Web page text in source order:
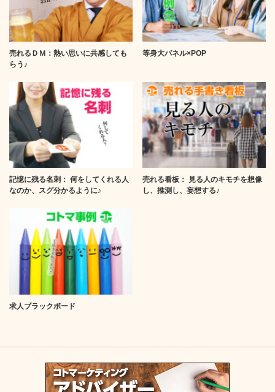
売れるＤＭ：熱い思いに共感しても
らう♪
等身大パネル×POP
記憶に残る名刺： 何をしてくれる人
なのか、スグ分かるように♪
売れる看板： 見る人のキモチを想像
し、推測し、妄想する♪
求人ブラックボード